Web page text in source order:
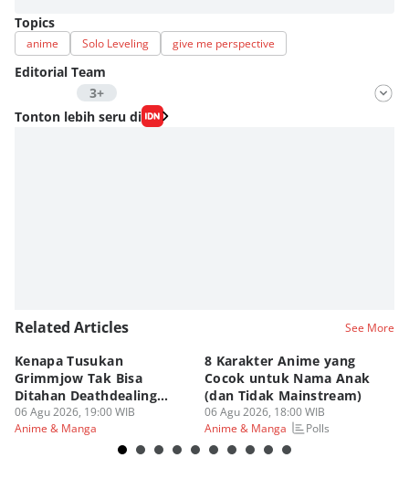
Topics
anime Solo Leveling give me perspective
Editorial Team
3+
Editor
Tonton lebih seru di
Related Articles See More
Kenapa Tusukan
Grimmjow Tak Bisa
Ditahan Deathdealing
Askin Bleach?
06 Agu 2026, 19:00 WIB
Anime & Manga
8 Karakter Anime yang
Cocok untuk Nama Anak
(dan Tidak Mainstream)
06 Agu 2026, 18:00 WIB
Anime & Manga
Polls